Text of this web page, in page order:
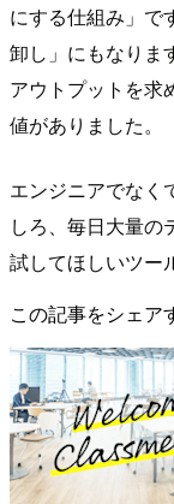
にする仕組み」で
卸し」にもなりま
アウトプットを求
値がありました。
エンジニアでなく
しろ、毎日大量の
試してほしいツー
この記事をシェア